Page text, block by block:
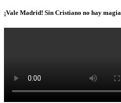
¡Vale Madrid! Sin Cristiano no hay magia